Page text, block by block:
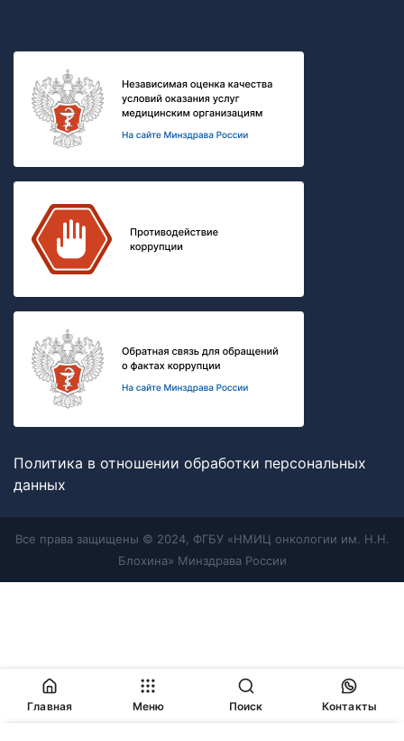
Политика в отношении обработки персональных
данных
Все права защищены © 2024, ФГБУ «НМИЦ онкологии им. Н.Н.
Блохина» Минздрава России
Главная Меню Поиск Контакты